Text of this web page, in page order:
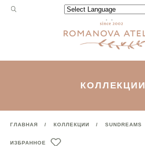
Запрос
Powered by
КОЛЛЕКЦИИ
ГЛАВНАЯ КОЛЛЕКЦИИ SUNDREAMS
ИЗБРАННОЕ